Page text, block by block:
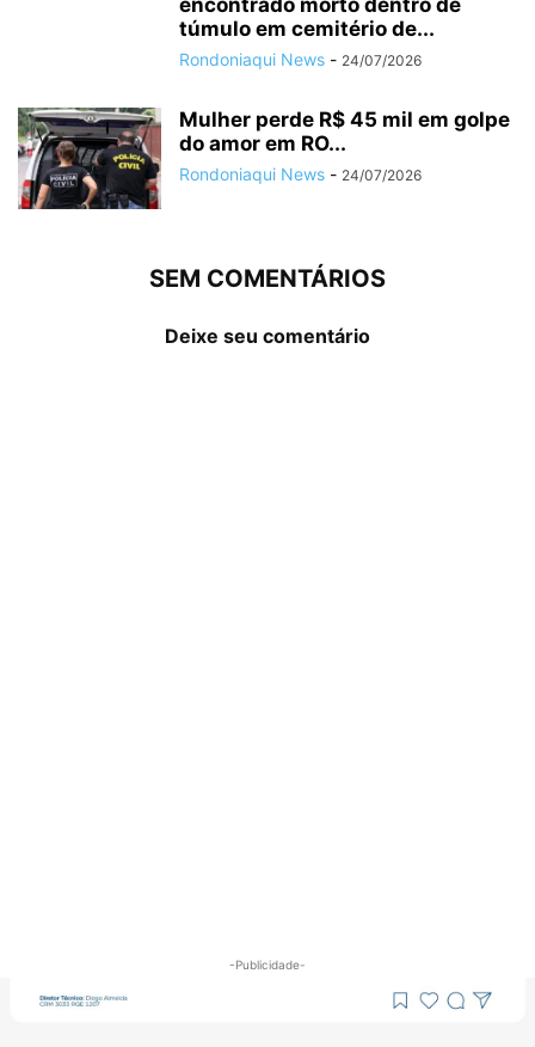
túmulo em cemitério de...
Rondoniaqui News - 24/07/2026
Mulher perde R$ 45 mil em golpe
do amor em RO...
Rondoniaqui News - 24/07/2026
SEM COMENTÁRIOS
Deixe seu comentário
-Publicidade-